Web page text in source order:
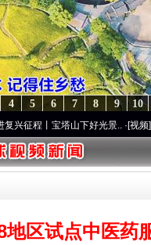
10
9
8
7
6
5
4
塔山下好光景..·[视频]因党而生
地区试点中医药